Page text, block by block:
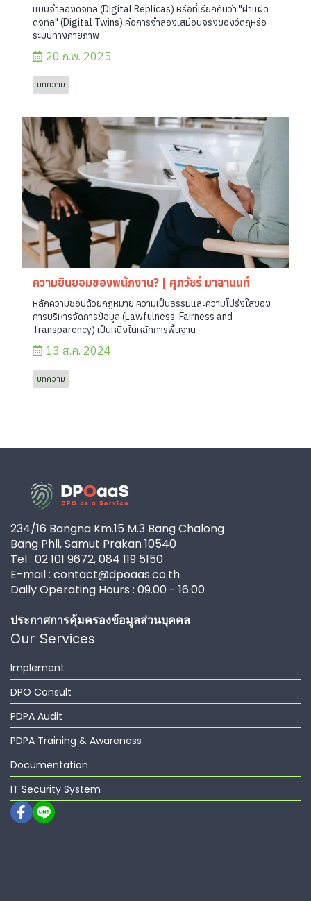
แบบจำลองดิจิทัล (Digital Replicas) หรือที่เรียกกันว่า "ฝาแฝด
ดิจิทัล" (Digital Twins) คือการจำลองเสมือนจริงของวัตถุหรือ
ระบบทางกายภาพ
20 ก.พ. 2025
บทความ
ความยินยอมของพนักงาน? | ศุภวัชร์ มาลานนท์
หลักความชอบด้วยกฎหมาย ความเป็นธรรมและความโปร่งใสของ
การบริหารจัดการข้อมูล (Lawfulness, Fairness and
Transparency) เป็นหนึ่งในหลักการพื้นฐาน
13 ส.ค. 2024
บทความ
234/16 Bangna Km.15 M.3 Bang Chalong
Bang Phli, Samut Prakan 10540
Tel : 02 101 9672, 084 119 5150
E-mail : contact@dpoaas.co.th
Daily Operating Hours : 09.00 - 16.00
ประกาศการคุ้มครองข้อมูลส่วนบุคคล
Our Services
Implement
DPO Consult
PDPA Audit
PDPA Training & Awareness
Documentation
IT Security System